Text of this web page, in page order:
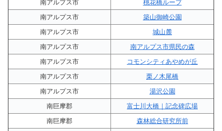
南アルプス市
桃花橋ループ
南アルプス市
築山御崎公園
南アルプス市
城山麓
南アルプス市
南アルプス市県民の森
南アルプス市
コモンシティあやめが丘
南アルプス市
栗ノ木尾橋
南アルプス市
湯沢公園
南巨摩郡
富士川大橋｜記念碑広場
南巨摩郡
森林総合研究所前